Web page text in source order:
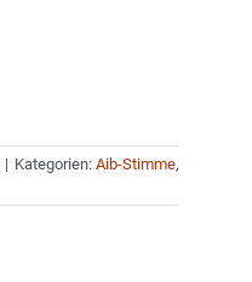
| Kategorien: Aib-Stimme,